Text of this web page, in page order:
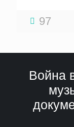
97
Война